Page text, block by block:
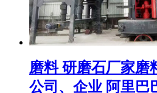
磨料 研磨石厂家磨
公司、企业 阿里巴